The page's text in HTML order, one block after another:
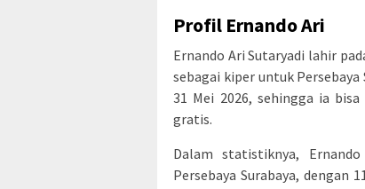
Profil Ernando Ari
Ernando Ari Sutaryadi lahir
sebagai kiper untuk Persebaya
31 Mei 2026, sehingga ia
gratis.
Dalam statistiknya,
Persebaya Surabaya, dengan